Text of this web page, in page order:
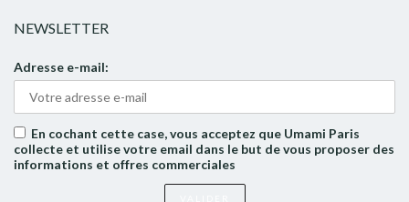
NEWSLETTER
Adresse e-mail:
En cochant cette case, vous acceptez que Umami Paris
collecte et utilise votre email dans le but de vous proposer des
informations et offres commerciales